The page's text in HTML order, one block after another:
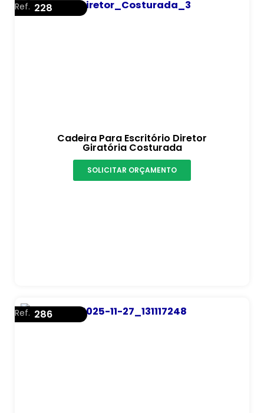
Cadeira Para Escritório Diretor
Giratória Costurada
Ref. 228
SOLICITAR ORÇAMENTO
Ref. 286